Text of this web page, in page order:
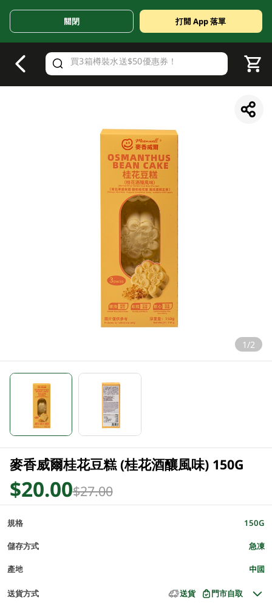
Valid Until 30 June 2026
關閉 打開 App 落單
1/2
麥香威爾桂花豆糕 (桂花酒釀風味) 150G
$20.00$27.00
規格 150G
儲存方式 急凍
產地 中國
送貨方式 送貨 門市自取